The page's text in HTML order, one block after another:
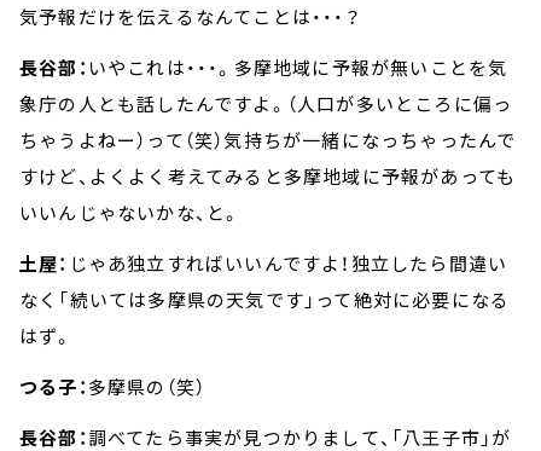
気予報だけを伝えるなんてことは・・・？
長谷部： いやこれは・・・。多摩地域に予報が無いことを気
象庁の人とも話したんですよ。（人口が多いところに偏っ
ちゃうよねー）って（笑）気持ちが一緒になっちゃったんで
すけど、よくよく考えてみると多摩地域に予報があっても
いいんじゃないかな、と。
土屋： じゃあ独立すればいいんですよ！独立したら間違い
なく「続いては多摩県の天気です」って絶対に必要になる
はず。
つる子：多摩県の（笑）
長谷部：調べてたら事実が見つかりまして、「八王子市」が